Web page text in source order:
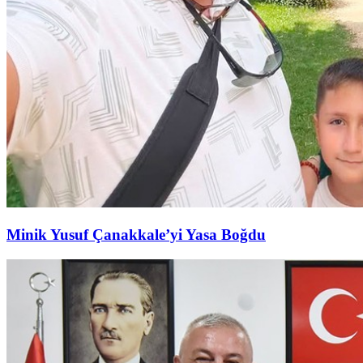
Minik Yusuf Çanakkale’yi Yasa Boğdu